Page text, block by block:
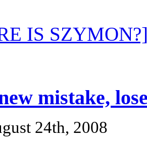
IS
mistake,
24th, 2008